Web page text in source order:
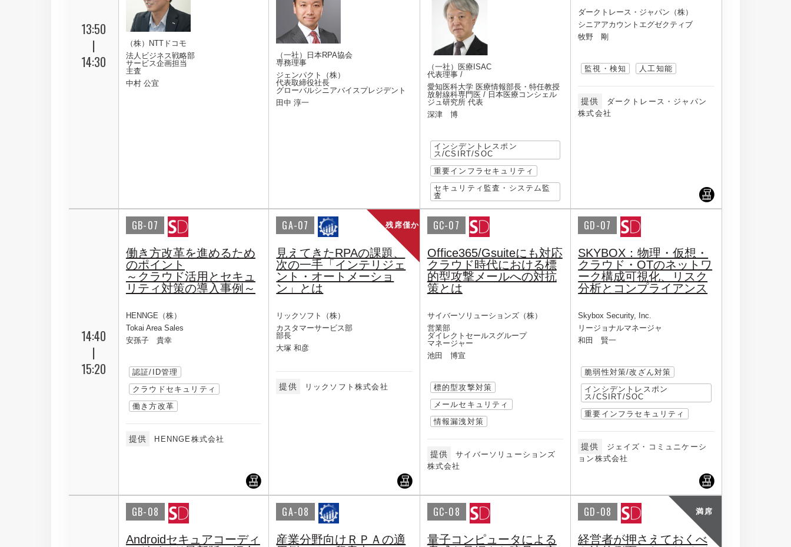
13:50
|
14:30
（株）NTTドコモ
法人ビジネス戦略部
サービス企画担当
主査
中村 公宜
（一社）日本RPA協会
専務理事
ジェンパクト（株）
代表取締役社長
グローバルシニアバイスプレジデント
田中 淳一
（一社）医療ISAC
代表理事 /
愛知医科大学 医療情報部長・特任教授
放射線科専門医 / 日本医療コンシェル
ジュ研究所 代表
深津 博
インシデントレスポン
ス/CSIRT/SOC
重要インフラセキュリティ
セキュリティ監査・システム監
査
ダークトレース・ジャパン（株）
シニアアカウントエグゼクティブ
牧野 剛
監視・検知 人工知能
提供
ダークトレース・ジャパン
株式会社
14:40
|
15:20
GB-07
働き方改革を進めるため
のポイント
～クラウド活用とセキュ
リティ対策の導入事例～
HENNGE（株）
Tokai Area Sales
安孫子 貴幸
認証/ID管理
クラウドセキュリティ
働き方改革
提供 HENNGE株式会社
残席僅か
GA-07
見えてきたRPAの課題、
次の一手「インテリジェ
ント・オートメーショ
ン」とは
リックソフト（株）
カスタマーサービス部
部長
大塚 和彦
提供 リックソフト株式会社
GC-07
Office365/Gsuiteにも対応
クラウド時代における標
的型攻撃メールへの対抗
策とは
サイバーソリューションズ（株）
営業部
ダイレクトセールスグループ
マネージャー
池田 博宣
標的型攻撃対策
メールセキュリティ
情報漏洩対策
提供
サイバーソリューションズ
株式会社
GD-07
SKYBOX：物理・仮想・
クラウド・OTのネットワ
ーク構成可視化、リスク
分析とコンプライアンス
Skybox Security, Inc.
リージョナルマネージャ
和田 賢一
脆弱性対策/改ざん対策
インシデントレスポン
ス/CSIRT/SOC
重要インフラセキュリティ
提供
ジェイズ・コミュニケーシ
ョン株式会社
GB-08
Androidセキュアコーディ
GA-08
産業分野向けＲＰＡの適
GC-08
量子コンピュータによる
満席
GD-08
経営者が押さえておくべ